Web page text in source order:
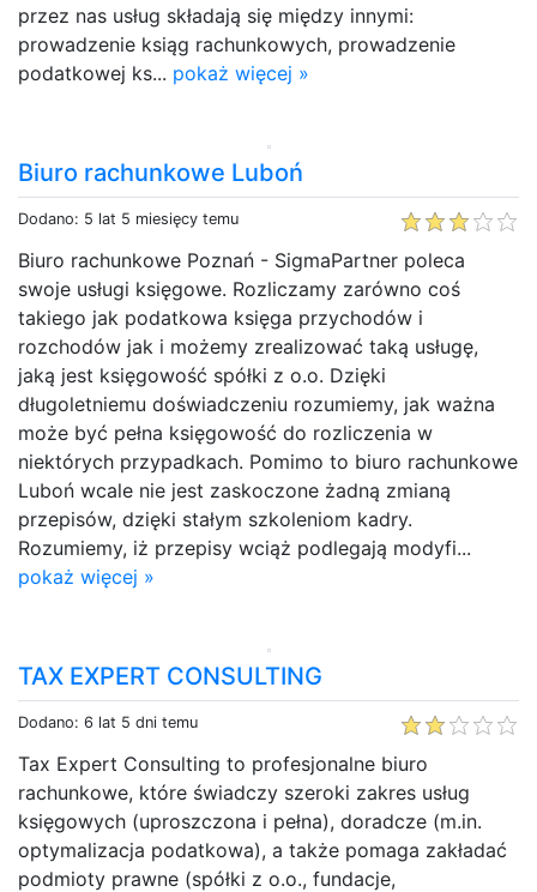
przez nas usług składają się między innymi:
prowadzenie ksiąg rachunkowych, prowadzenie
podatkowej ks... pokaż więcej »
Biuro rachunkowe Luboń
Dodano: 5 lat 5 miesięcy temu
Biuro rachunkowe Poznań - SigmaPartner poleca
swoje usługi księgowe. Rozliczamy zarówno coś
takiego jak podatkowa księga przychodów i
rozchodów jak i możemy zrealizować taką usługę,
jaką jest księgowość spółki z o.o. Dzięki
długoletniemu doświadczeniu rozumiemy, jak ważna
może być pełna księgowość do rozliczenia w
niektórych przypadkach. Pomimo to biuro rachunkowe
Luboń wcale nie jest zaskoczone żadną zmianą
przepisów, dzięki stałym szkoleniom kadry.
Rozumiemy, iż przepisy wciąż podlegają modyfi...
pokaż więcej »
TAX EXPERT CONSULTING
Dodano: 6 lat 5 dni temu
Tax Expert Consulting to profesjonalne biuro
rachunkowe, które świadczy szeroki zakres usług
księgowych (uproszczona i pełna), doradcze (m.in.
optymalizacja podatkowa), a także pomaga zakładać
podmioty prawne (spółki z o.o., fundacje,